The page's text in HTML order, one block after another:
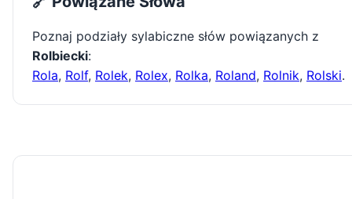
Poznaj podziały sylabiczne słów powiązanych z
Rolbiecki:
Rola, Rolf, Rolek, Rolex, Rolka, Roland, Rolnik, Rolski.